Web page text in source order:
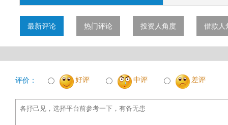
最新评论 热门评论 投资人角度 借款人
评价： 好评 中评 差评